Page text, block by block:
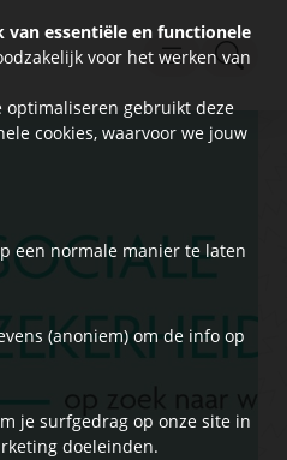
van essentiële en functionele
voor het werken van
gebruikt deze
cookies, waarvoor we jouw
een normale manier te laten
(anoniem) om de info op
je surfgedrag op onze site in
doeleinden.